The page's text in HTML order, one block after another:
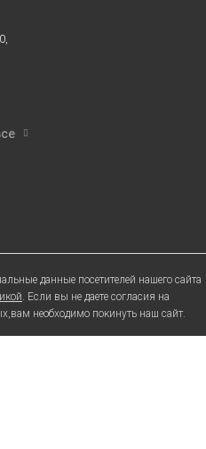
данные посетителей нашего сайта
. Если вы не даете согласия на
необходимо покинуть наш сайт.